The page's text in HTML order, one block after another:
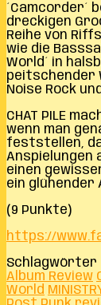
´Camcorder´
dreckigen
Reihe von
wie die
World´ in
peitschender
Noise Rock
CHAT PILE
wenn man
feststellen,
Anspielungen
einen
ein glühender
(9 Punkte)
https://
Schlagwörter
Album Review
World